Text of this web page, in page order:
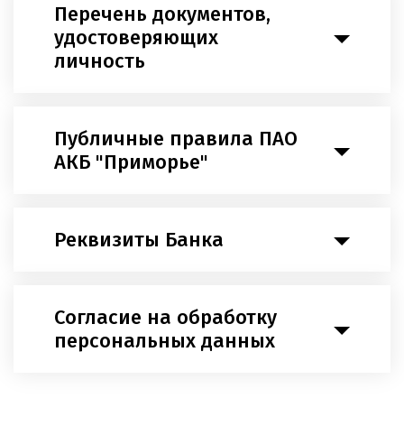
Перечень документов,
удостоверяющих
личность
Публичные правила ПАО
АКБ "Приморье"
Реквизиты Банка
Согласие на обработку
персональных данных